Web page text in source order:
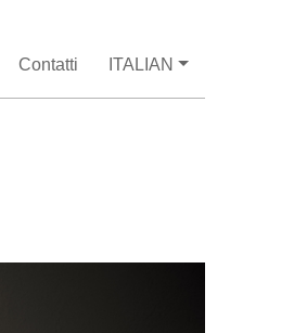
Contatti ITALIAN